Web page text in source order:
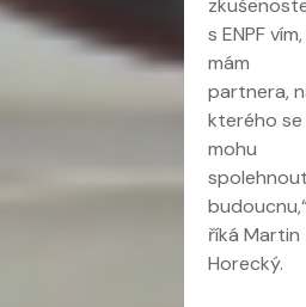
s ENPF
mám
partnera,
kterého se
mohu
říká Martin
Horecký.